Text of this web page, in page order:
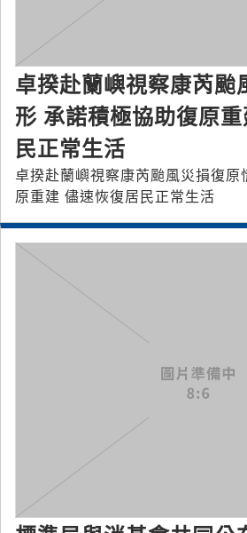
卓揆赴蘭嶼視察康芮颱
形 承諾積極協助復原
民正常生活
卓揆赴蘭嶼視察康芮颱風災損復原
原重建 儘速恢復居民正常生活